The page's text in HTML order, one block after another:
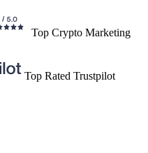
Top Crypto Marketing
Top Rated Trustpilot